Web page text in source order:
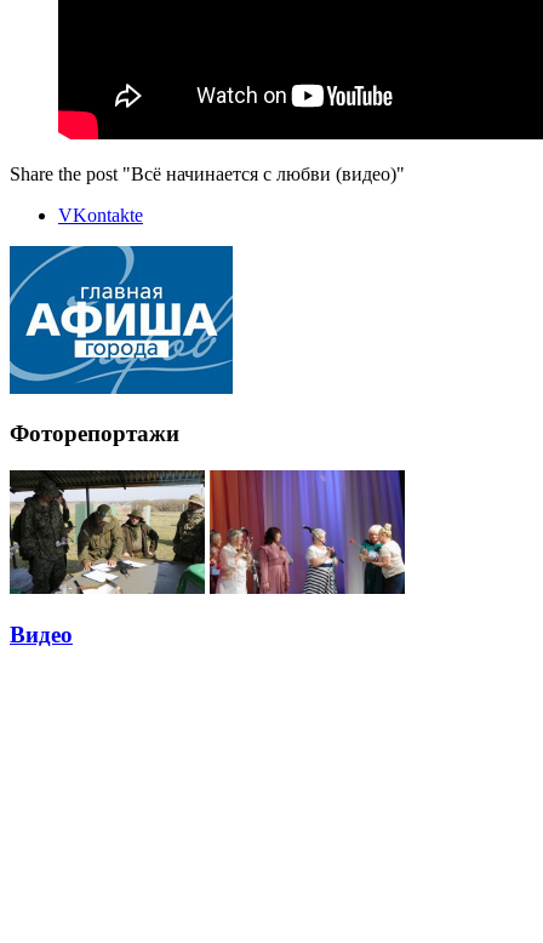
Share the post "Всё начинается с любви (видео)"
VKontakte
Фоторепортажи
Видео